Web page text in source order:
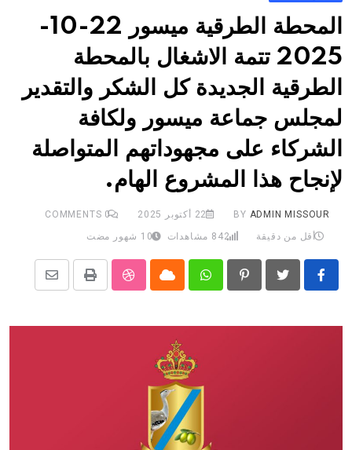
وثائق للتحميل
المحطة الطرقية ميسور 22-10-
2025 تتمة الاشغال بالمحطة
الطرقية الجديدة كل الشكر والتقدير
لمجلس جماعة ميسور ولكافة
الشركاء على مجهوداتهم المتواصلة
لإنجاح هذا المشروع الهام.
BY ADMIN MISSOUR 22 أكتوبر 2025 0
أقل من دقيقة
842 مشاهدات 10 شهور مضت
Pinterest
Whatsapp
Cloud
StumbleUpon
طباعة
نشر
الرابط